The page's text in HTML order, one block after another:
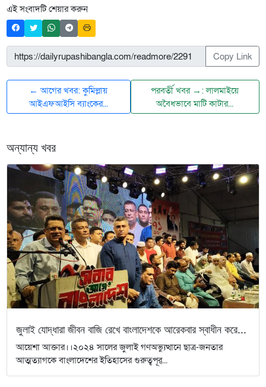
এই সংবাদটি শেয়ার করুন
Copy Link
← আগের খবর: কুমিল্লায়
আইএফআইসি ব্যাংকের...
পরবর্তী খবর →: লালমাইয়ে
অবৈধভাবে মাটি কাটার...
অন্যান্য খবর
জুলাই যোদ্ধারা জীবন বাজি রেখে বাংলাদেশকে আরেকবার স্বাধীন করে...
আয়েশা আক্তার।।২০২৪ সালের জুলাই গণঅভ্যুত্থানে ছাত্র-জনতার
আত্মত্যাগকে বাংলাদেশের ইতিহাসের গুরুত্বপূর্...